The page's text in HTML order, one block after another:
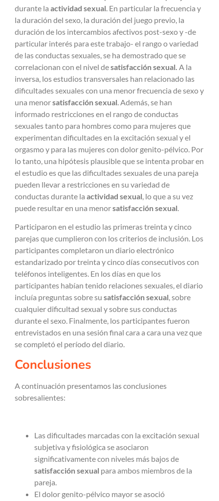
durante la actividad sexual. En particular la frecuencia y
la duración del sexo, la duración del juego previo, la
duración de los intercambios afectivos post-sexo y -de
particular interés para este trabajo- el rango o variedad
de las conductas sexuales, se ha demostrado que se
correlacionan con el nivel desatisfacción sexual. A la
inversa, los estudios transversales han relacionado las
dificultades sexuales con una menor frecuencia de sexo y
una menorsatisfacción sexual. Además, se han
informado restricciones en el rango de conductas
sexuales tanto para hombres como para mujeres que
experimentan dificultades en la excitación sexual y el
orgasmo y para las mujeres con dolor genito-pélvico. Por
lo tanto, una hipótesis plausible que se intenta probar en
el estudio es que las dificultades sexuales de una pareja
pueden llevar a restricciones en su variedad de
conductas durante la actividad sexual, lo que a su vez
puede resultar en una menorsatisfacción sexual.
Participaron en el estudio las primeras treinta y cinco
parejas que cumplieron con los criterios de inclusión. Los
participantes completaron un diario electrónico
estandarizado por treinta y cinco días consecutivos con
teléfonos inteligentes. En los días en que los
participantes habían tenido relaciones sexuales, el diario
incluía preguntas sobre su satisfacción sexual, sobre
cualquier dificultad sexual y sobre sus conductas
durante el sexo. Finalmente, los participantes fueron
entrevistados en una sesión final cara a cara una vez que
se completó el período del diario.
Conclusiones
A continuación presentamos las conclusiones
sobresalientes:
Las dificultades marcadas con la excitación sexual
subjetiva y fisiológica se asociaron
significativamente con niveles más bajos de
satisfacción sexual para ambos miembros de la
pareja.
El dolor genito-pélvico mayor se asoció